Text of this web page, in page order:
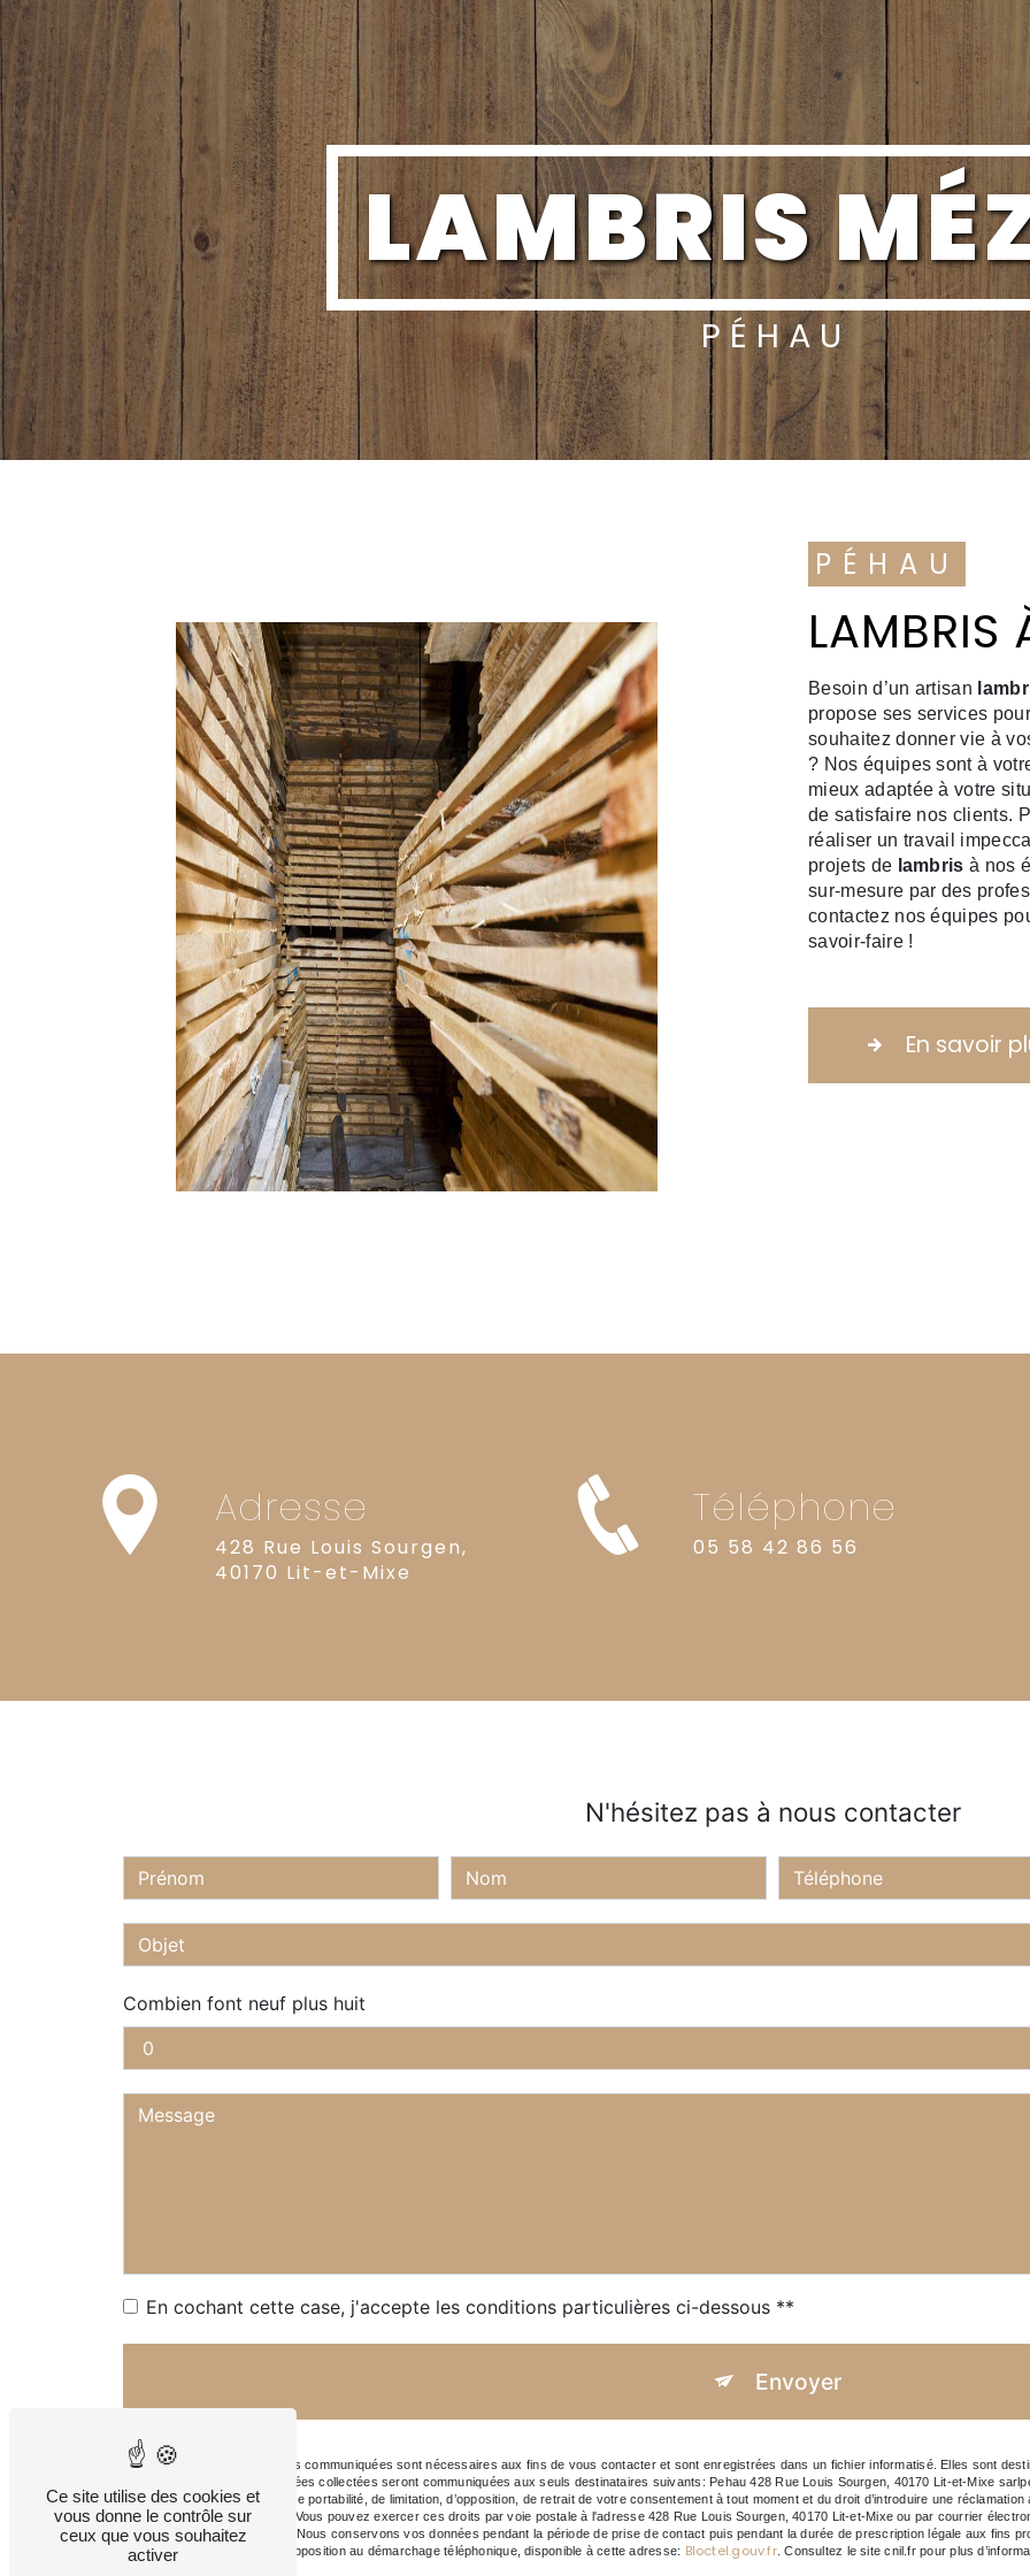
LAMBRIS
PÉHAU
PÉHAU
LAMBRIS
Besoin d’un artisan
propose ses services
souhaitez donner vie à
? Nos équipes sont à
mieux adaptée à votre
de satisfaire nos clients.
réaliser un travail
projets de lambris à nos
sur-mesure par des
contactez nos équipes
savoir-faire !
En savoir
Adresse
428 Rue Louis Sourgen,
40170 Lit-et-Mixe
Téléphone
05 58 42 86 56
N'hésitez pas à nous contacter
Combien font neuf plus huit
En cochant cette case, j'accepte les conditions particulières ci-dessous **
Envoyer
** Les données personnelles communiquées sont nécessaires aux fins de vous contacter et sont enregistrées dans un fichier informatisé. Elles sont
à votre message. Les données collectées seront communiquées aux seuls destinataires suivants: Pehau 428 Rue Louis Sourgen, 40170 Lit-et-Mixe
rectification, d’effacement, de portabilité, de limitation, d’opposition, de retrait de votre consentement à tout moment et du droit d’introduire une
vos données post-mortem. Vous pouvez exercer ces droits par voie postale à l'adresse 428 Rue Louis Sourgen, 40170 Lit-et-Mixe ou par courrier
pourra vous être demandé. Nous conservons vos données pendant la période de prise de contact puis pendant la durée de prescription légale aux fins
vous inscrire sur la liste d'opposition au démarchage téléphonique, disponible à cette adresse:
Bloctel.gouv.fr. Consultez le site cnil.fr pour plus
Panneau de gestion des cookies
Ce site utilise des cookies et
vous donne le contrôle sur
ceux que vous souhaitez
activer